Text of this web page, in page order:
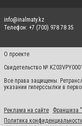
info@inalmaty.kz
Телефон: +7 (700) 978 78 35
О проекте
Свидетельство №
Все права защищены.
указании гиперссылки в
Реклама на сайте Франшиза
Политика конфиденциальности